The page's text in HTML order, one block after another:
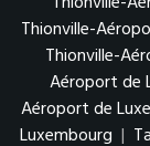
Thionville-
Thionville-
Aéroport de
Aéroport de
Luxembourg |